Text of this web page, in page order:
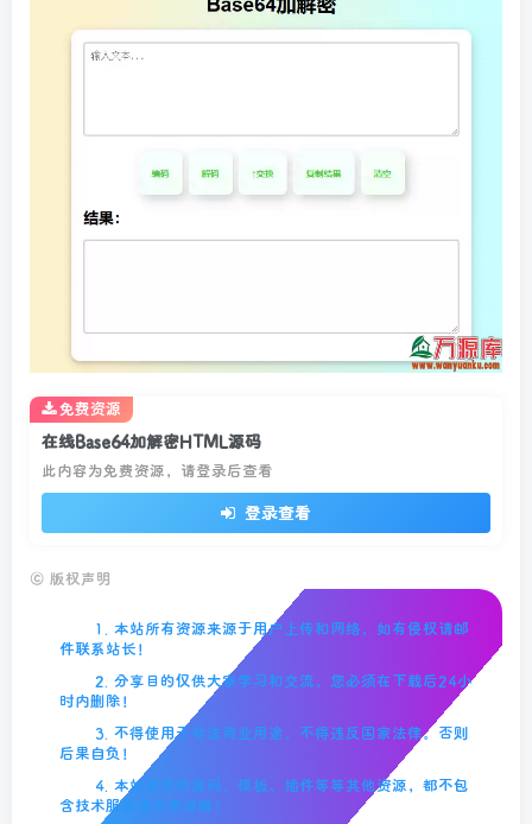
在线Base64加解密HTML源码
此内容为免费资源，请登录后查看
登录查看
免费资源
© 版权声明
1. 本站所有资源来源于用户上传和网络，如有侵权请邮
件联系站长！
2. 分享目的仅供大家学习和交流，您必须在下载后24小
时内删除！
3. 不得使用于非法商业用途，不得违反国家法律。否则
后果自负！
4. 本站提供的源码、模板、插件等等其他资源，都不包
含技术服务请大家谅解！